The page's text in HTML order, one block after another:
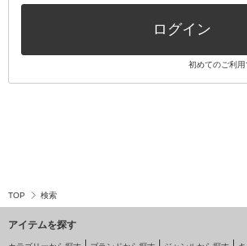
ログイン
初めてのご利用
TOP 検索
アイテムを探す